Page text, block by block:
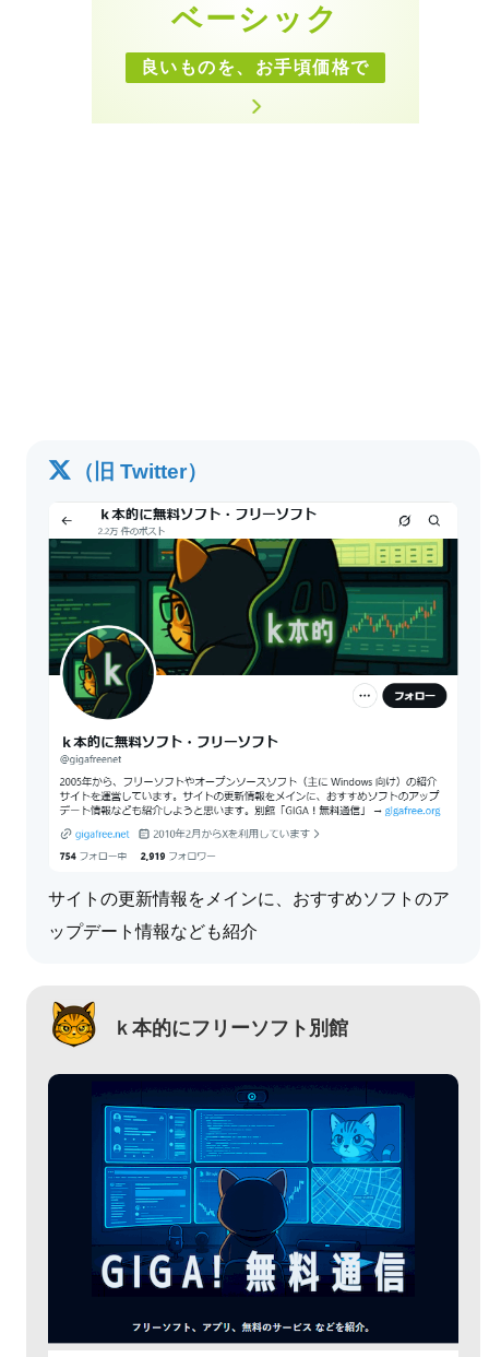
ベーシック
良いものを、お手頃価格で
（旧 Twitter）
サイトの更新情報をメインに、おすすめソフトのア
ップデート情報なども紹介
ｋ本的にフリーソフト別館